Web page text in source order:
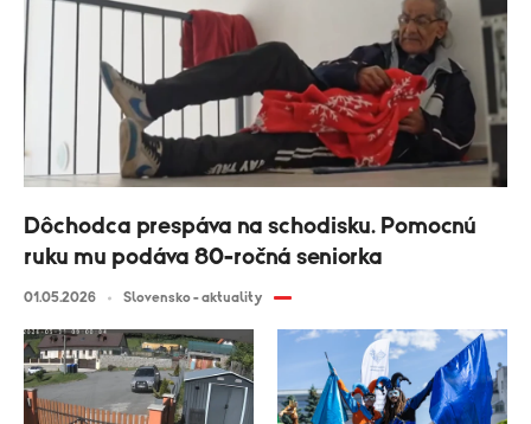
Dôchodca prespáva na schodisku. Pomocnú
ruku mu podáva 80-ročná seniorka
01.05.2026 Slovensko - aktuality